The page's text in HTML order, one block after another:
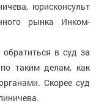
юрисконсульт
рынка Инком-
в суд за
таким делам, как
Скорее суд